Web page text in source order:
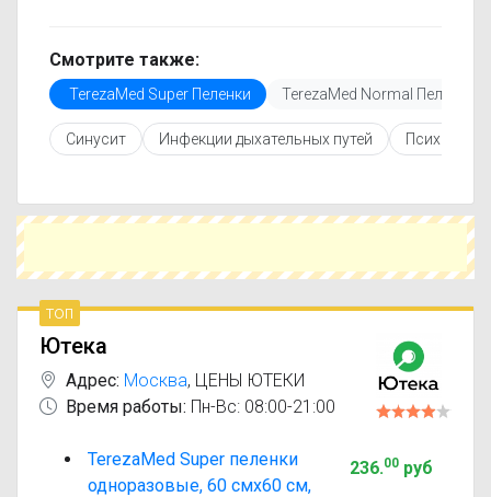
обновляется, поэтому вы видите только
актуальные данные.
Перед покупкой рекомендуется ознакомиться с
инструкцией по применению, показаниями и
противопоказаниями. При необходимости вы
или более доступной ценой.
Чтобы купить TerezaMed Super Пеленки в
сравните предложения. Это поможет
сэкономить время и выбрать оптимальный
вариант по цене и наличию.
Смотрите также:
TerezaMed Super Пеленки TerezaMed Normal Пеленки
Синусит Инфекции дыхательных путей
топ
Ютека
Адрес: Москва, ЦЕНЫ ЮТЕКИ
Время работы: Пн-Вс: 08:00-21:00
TerezaMed Super пеленки
одноразовые, 60 смx60 см,
236.00руб